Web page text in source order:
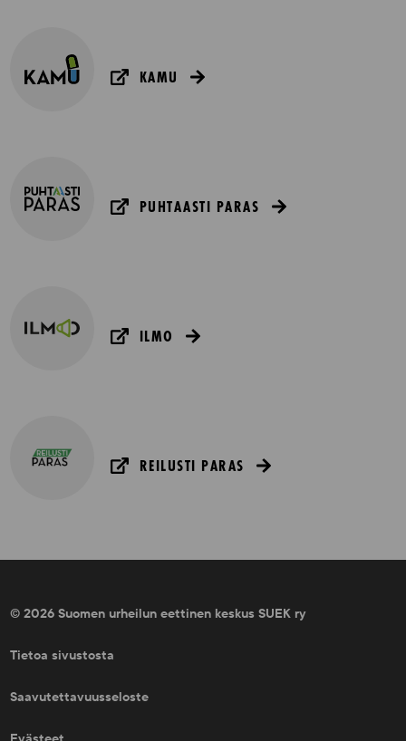
KAMU
PUHTAASTI PARAS
ILMO
REILUSTI PARAS
© 2026 Suomen urheilun eettinen keskus SUEK ry
Tietoa sivustosta
Saavutettavuusseloste